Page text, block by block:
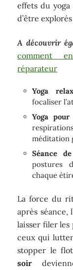
effets du
d’être explorés
A découvrir
comment
réparateur
Yoga
focaliser
Yoga
méditation
Séance
postures
chaque
La force du
après séance,
laisser filer les
ceux qui
stopper le
soir